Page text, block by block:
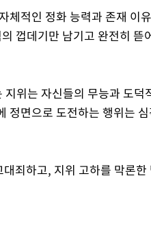
체적인 정화 능력과 존재 이
껍데기만 남기고 완전히 뜯
위는 자신들의 무능과 도덕
면으로 도전하는 행위는
죄하고, 지위 고하를 막론